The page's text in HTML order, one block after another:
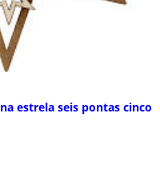
estrela seis pontas cinco